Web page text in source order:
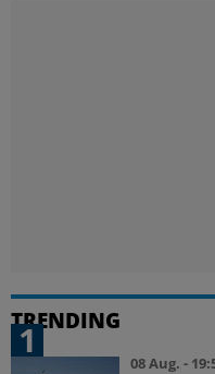
TRENDING
1
08 Aug. -